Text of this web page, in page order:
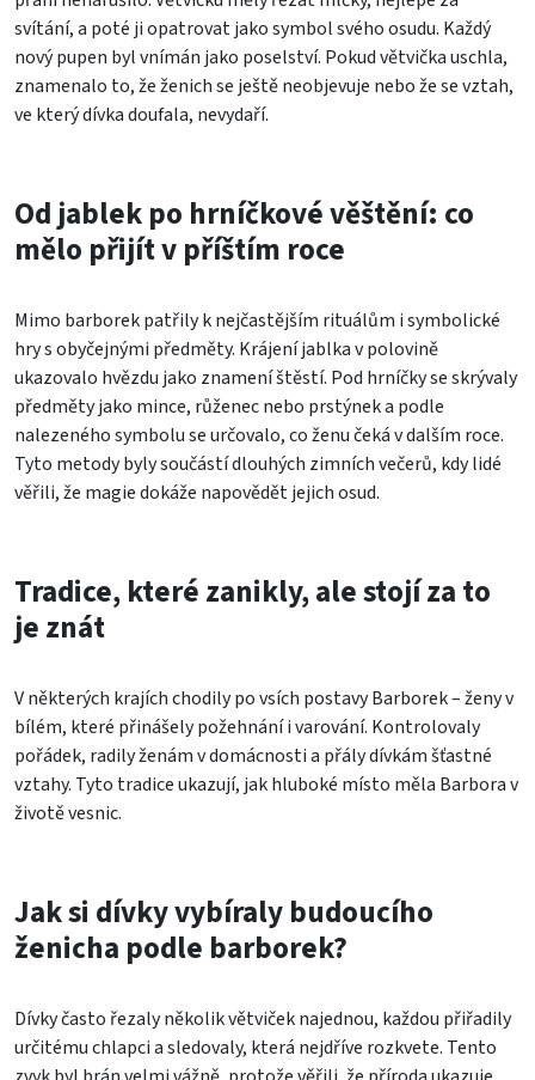
svítání, a poté ji opatrovat jako symbol svého osudu. Každý
nový pupen byl vnímán jako poselství. Pokud větvička uschla,
znamenalo to, že ženich se ještě neobjevuje nebo že se vztah,
ve který dívka doufala, nevydaří.
Od jablek po hrníčkové věštění: co
mělo přijít v příštím roce
Mimo barborek patřily k nejčastějším rituálům i symbolické
hry s obyčejnými předměty. Krájení jablka v polovině
ukazovalo hvězdu jako znamení štěstí. Pod hrníčky se skrývaly
předměty jako mince, růženec nebo prstýnek a podle
nalezeného symbolu se určovalo, co ženu čeká v dalším roce.
Tyto metody byly součástí dlouhých zimních večerů, kdy lidé
věřili, že magie dokáže napovědět jejich osud.
Tradice, které zanikly, ale stojí za to
je znát
V některých krajích chodily po vsích postavy Barborek – ženy v
bílém, které přinášely požehnání i varování. Kontrolovaly
pořádek, radily ženám v domácnosti a přály dívkám šťastné
vztahy. Tyto tradice ukazují, jak hluboké místo měla Barbora v
životě vesnic.
Jak si dívky vybíraly budoucího
ženicha podle barborek?
Dívky často řezaly několik větviček najednou, každou přiřadily
určitému chlapci a sledovaly, která nejdříve rozkvete. Tento